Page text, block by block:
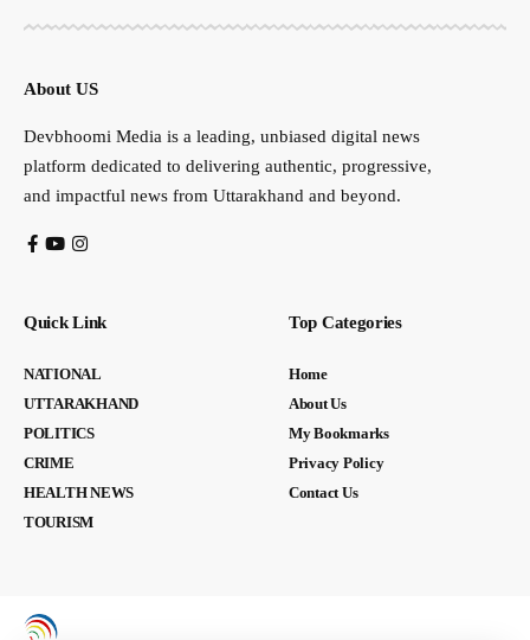
About US
Devbhoomi Media is a leading, unbiased digital news
platform dedicated to delivering authentic, progressive,
and impactful news from Uttarakhand and beyond.
Quick Link
NATIONAL
UTTARAKHAND
POLITICS
CRIME
HEALTH NEWS
TOURISM
Top Categories
Home
About Us
My Bookmarks
Privacy Policy
Contact Us